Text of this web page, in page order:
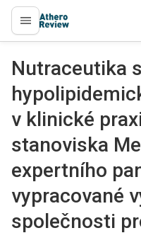
proLékaře.cz
Nutraceutika s
v klinické
stanoviska
expertního
vypracované
společnosti